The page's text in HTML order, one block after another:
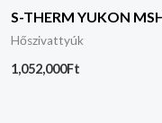
S-THERM YUKON
Hőszivattyúk
1,052,000Ft